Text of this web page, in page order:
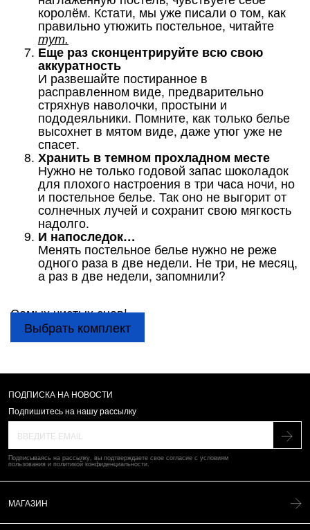
королём. Кстати, мы уже писали о том, как
правильно утюжить постельное, читайте
тут.
Еще раз сконцентрируйте всю свою
аккуратность
И развешайте постиранное в
расправленном виде, предварительно
стряхнув наволочки, простыни и
пододеяльники. Помните, как только белье
высохнет в мятом виде, даже утюг уже не
спасет.
Хранить в темном прохладном месте
Нужно не только годовой запас шоколадок
для плохого настроения в три часа ночи, но
и постельное белье. Так оно не выгорит от
солнечных лучей и сохранит свою мягкость
надолго.
И напоследок…
Менять постельное белье нужно не реже
одного раза в две недели. Не три, не месяц,
а раз в две недели, запомнили?
Самых чистых снов!
Выбрать комплект
ПОДПИСКА НА НОВОСТИ
Подпишитесь на нашу рассылку
Подписываясь на рассылку, вы подтверждаете свое согласие с условиям
пользования и политикой конфиденциальности.
МАГАЗИН